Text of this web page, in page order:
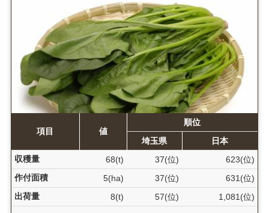
項目 値
順位
埼玉県
日本
収穫量
68(t) 37(位)
623(位)
作付面積
5(ha) 37(位)
631(位)
出荷量
8(t) 57(位) 1,081(位)